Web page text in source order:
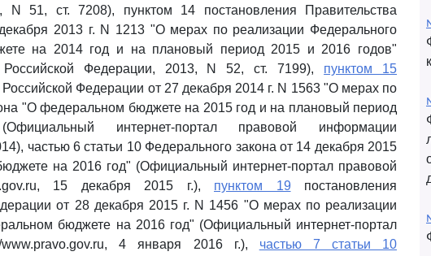
N 51, ст. 7208), пунктом 14 постановления Правительства
2013 г. N 1213 "О мерах по реализации Федерального
на 2014 год и на плановый период 2015 и 2016 годов"
Российской Федерации, 2013, N 52, ст. 7199), пунктом 15
Федерации от 27 декабря 2014 г. N 1563 "О мерах по
"О федеральном бюджете на 2015 год и на плановый период
интернет-портал правовой информации
частью 6 статьи 10 Федерального закона от 14 декабря 2015
на 2016 год" (Официальный интернет-портал правовой
15 декабря 2015 г.), пунктом 19 постановления
от 28 декабря 2015 г. N 1456 "О мерах по реализации
бюджете на 2016 год" (Официальный интернет-портал
4 января 2016 г.), частью 7 статьи 10